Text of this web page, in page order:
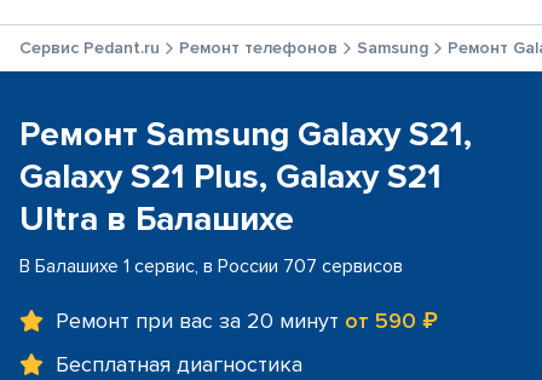
Сервис Pedant.ru Ремонт телефонов Samsung Ремонт
Ремонт Samsung Galaxy S21,
Galaxy S21 Plus, Galaxy S21
Ultra в Балашихе
В Балашихе 1 сервис, в России 707 сервисов
Ремонт при вас за 20 минут от 590 ₽
Бесплатная диагностика